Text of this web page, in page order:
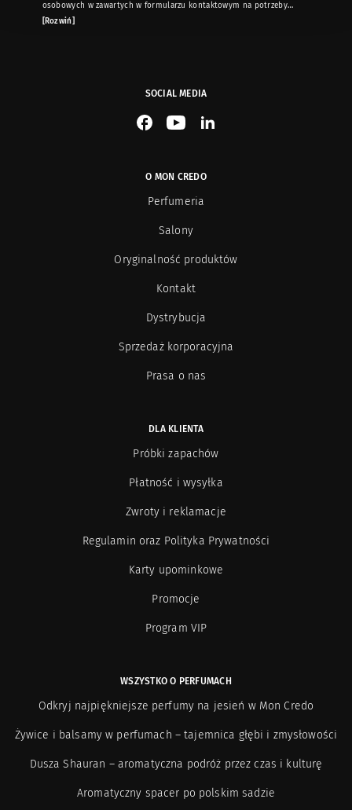
osobowych w zawartych w formularzu kontaktowym na potrzeby
przesyłania mi informacji marketingowych dotyczących produktów i usług
[Rozwiń]
SOCIAL MEDIA
See our Facebook
See our YouTube channel
See our LinkedIn
O MON CREDO
Perfumeria
Salony
Oryginalność produktów
Kontakt
Dystrybucja
Sprzedaż korporacyjna
Prasa o nas
DLA KLIENTA
Próbki zapachów
Płatność i wysyłka
Zwroty i reklamacje
Regulamin oraz Polityka Prywatności
Karty upominkowe
Promocje
Program VIP
WSZYSTKO O PERFUMACH
Odkryj najpiękniejsze perfumy na jesień w Mon Credo
Żywice i balsamy w perfumach – tajemnica głębi i zmysłowości
Dusza Shauran – aromatyczna podróż przez czas i kulturę
Aromatyczny spacer po polskim sadzie